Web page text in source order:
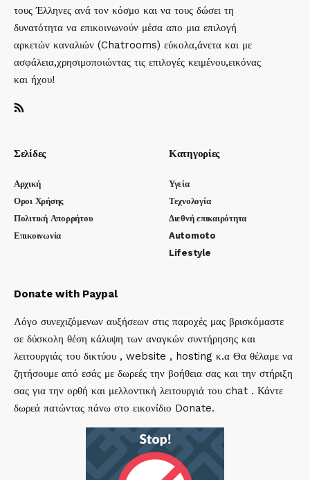
τους Έλληνες ανά τον κόσμο και να τους δώσει τη
δυνατότητα να επικοινωνούν μέσα απο μια επιλογή
αρκετών καναλιών (Chatrooms) εύκολα,άνετα και με
ασφάλεια,χρησιμοποιώντας τις επιλογές κειμένου,εικόνας
και ήχου!
Σελίδες
Αρχική
Οροι Χρήσης
Πολιτική Απορρήτου
Επικοινωνία
Κατηγορίες
Υγεία
Τεχνολογία
Διεθνή επικαιρότητα
Automoto
Lifestyle
Donate with Paypal
Λόγο συνεχιζόμενων αυξήσεων στις παροχές μας βρισκόμαστε
σε δύσκολη θέση κάλυψη των αναγκών συντήρησης και
λειτουργιάς του δικτύου , website , hosting κ.α Θα θέλαμε να
ζητήσουμε από εσάς με δωρεές την βοήθεια σας και την στήριξη
σας για την ορθή και μελλοντική λειτουργιά του chat . Κάντε
δωρεά πατώντας πάνω στο εικονίδιο Donate.